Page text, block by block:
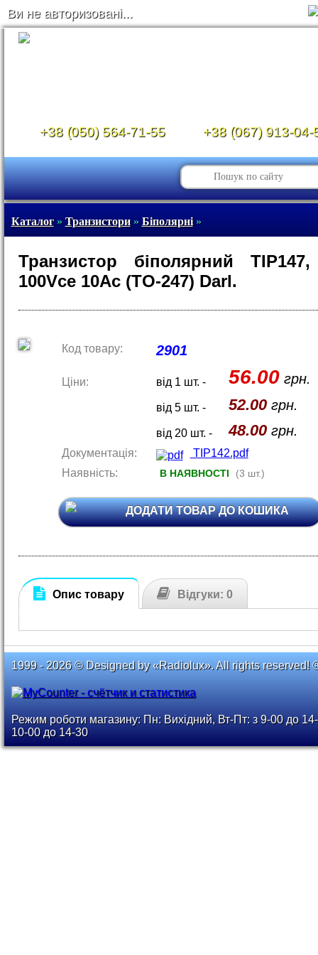
Ви не авторизовані...
+38 (050) 564-71-55 +38 (067) 913-04-
Каталог» Транзистори» Біполярні»
Транзистор біполярний
100Vce 10Ac (TO-247) Darl.
Код товару: 2901
Ціни: від 1 шт. - 56.00грн.
від 5 шт. - 52.00грн.
від 20 шт. - 48.00грн.
Документація:
TIP142.pdf
Наявність:
В НАЯВНОСТІ (3 шт.)
ДОДАТИ ТОВАР ДО КОШИКА
Опис товару Відгуки: 0
1999 - 2026 © Designed by «Radiolux». All rights reserved!
Режим роботи магазину: Пн: Вихідний, Вт-Пт: з 9-00 до
10-00 до 14-30